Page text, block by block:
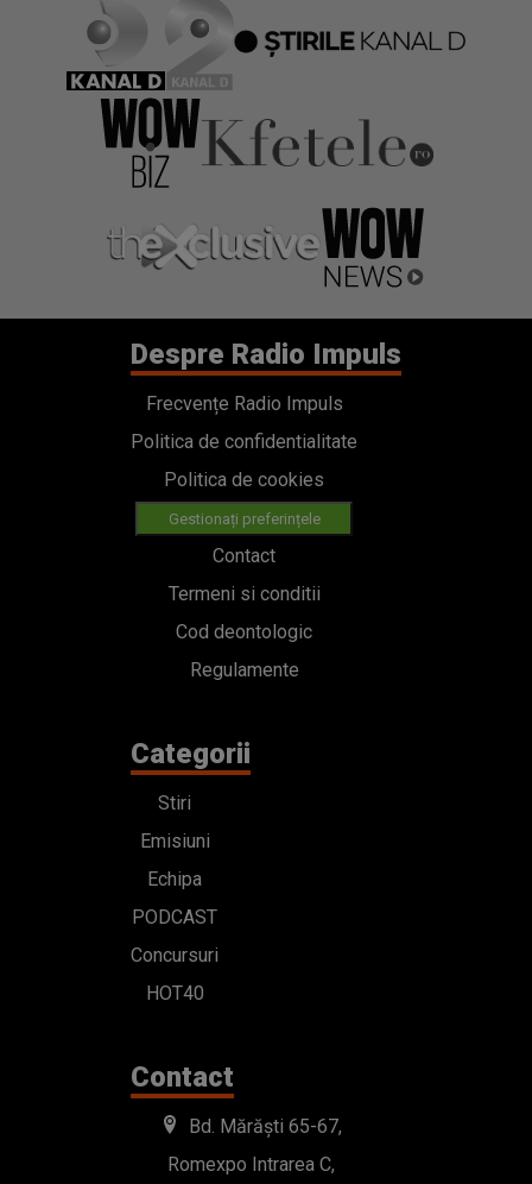
Despre Radio Impuls
Frecvențe Radio Impuls
Politica de confidentialitate
Politica de cookies
Gestionați preferințele
Contact
Termeni si conditii
Cod deontologic
Regulamente
Categorii
Stiri
Emisiuni
Echipa
PODCAST
Concursuri
HOT40
Contact
Bd. Mărăști 65-67,
Romexpo Intrarea C,